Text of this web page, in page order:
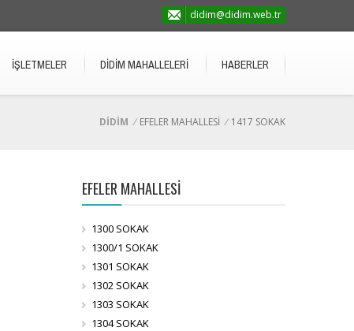
didim@didim.web.tr
İŞLETMELER DİDİM MAHALLELERİ HABERLER
DİDİM / EFELER MAHALLESİ / 1417 SOKAK
EFELER MAHALLESİ
1300 SOKAK
1300/1 SOKAK
1301 SOKAK
1302 SOKAK
1303 SOKAK
1304 SOKAK